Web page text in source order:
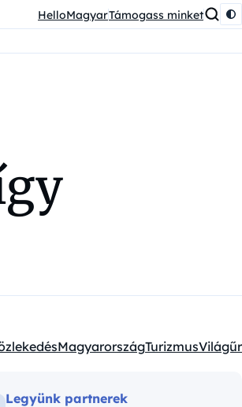
HelloMagyarTámogass minket
MagyarországTurizmusVilágűr
Legyünk partnerek